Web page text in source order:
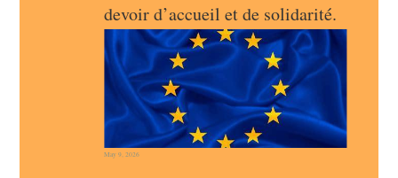
devoir d’accueil et de solidarité.
May 9, 2026